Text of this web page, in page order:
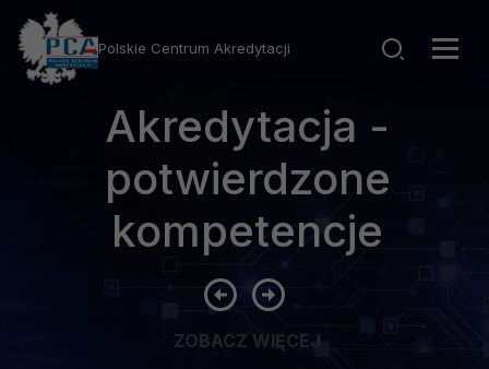
Polskie Centrum Akredytacji
Rotator
strona
główna
Oferta szkoleniowa
ZOBACZ WIĘCEJ